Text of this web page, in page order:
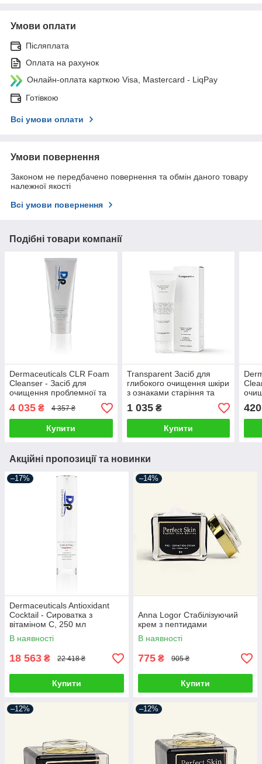
Умови оплати
Післяплата
Оплата на рахунок
Онлайн-оплата карткою Visa, Mastercard - LiqPay
Готівкою
Всі умови оплати
Умови повернення
Законом не передбачено повернення та обмін даного товару
належної якості
Всі умови повернення
Подібні товари компанії
Dermaceuticals CLR Foam
Cleanser - Засіб для
очищення проблемної та
схильної до акне шкіри,
250 мл
4 035 ₴ 4 357 ₴
Купити
Transparent Засіб для
глибокого очищення шкіри
з ознаками старіння та
схильної до акне, 150 мл
1 035₴
Купити
3 мл
420
Акційні пропозиції та новинки
–17%
Dermaceuticals Antioxidant
Cocktail - Сироватка з
вітаміном C, 250 мл
В наявності
18 563 ₴ 22 418 ₴
Купити
–14%
Anna Logor Стабілізуючий
крем з пептидами
В наявності
775 ₴ 905 ₴
Купити
–12% –12%